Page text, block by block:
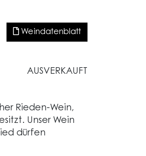
Weindatenblatt
AUSVERKAUFT
Rieden-Wein,
Unser Wein
dürfen